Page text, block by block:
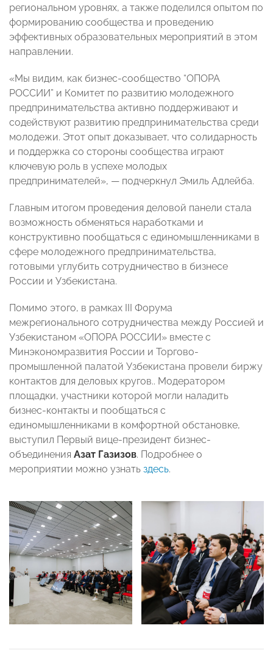
региональном уровнях, а также поделился опытом по
формированию сообщества и проведению
эффективных образовательных мероприятий в этом
направлении.
«Мы видим, как бизнес-сообщество “ОПОРА
РОССИИ” и Комитет по развитию молодежного
предпринимательства активно поддерживают и
содействуют развитию предпринимательства среди
молодежи. Этот опыт доказывает, что солидарность
и поддержка со стороны сообщества играют
ключевую роль в успехе молодых
предпринимателей», — подчеркнул Эмиль Адлейба.
Главным итогом проведения деловой панели стала
возможность обменяться наработками и
конструктивно пообщаться с единомышленниками в
сфере молодежного предпринимательства,
готовыми углубить сотрудничество в бизнесе
России и Узбекистана.
Помимо этого, в рамках III Форума
межрегионального сотрудничества между Россией и
Узбекистаном «ОПОРА РОССИИ» вместе с
Минэкономразвития России и Торгово-
промышленной палатой Узбекистана провели биржу
контактов для деловых кругов.. Модератором
площадки, участники которой могли наладить
бизнес-контакты и пообщаться с
единомышленниками в комфортной обстановке,
выступил Первый вице-президент бизнес-
объединения Азат Газизов. Подробнее о
мероприятии можно узнать здесь.